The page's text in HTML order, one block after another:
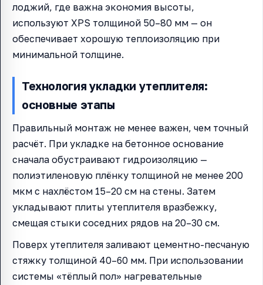
лоджий, где важна экономия высоты,
используют XPS толщиной 50–80 мм — он
обеспечивает хорошую теплоизоляцию при
минимальной толщине.
Технология укладки утеплителя:
основные этапы
Правильный монтаж не менее важен, чем точный
расчёт. При укладке на бетонное основание
сначала обустраивают гидроизоляцию —
полиэтиленовую плёнку толщиной не менее 200
мкм с нахлёстом 15–20 см на стены. Затем
укладывают плиты утеплителя вразбежку,
смещая стыки соседних рядов на 20–30 см.
Поверх утеплителя заливают цементно-песчаную
стяжку толщиной 40–60 мм. При использовании
системы «тёплый пол» нагревательные